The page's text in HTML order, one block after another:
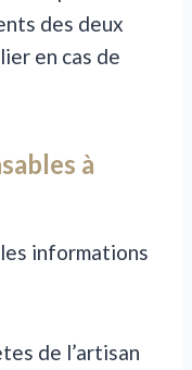
des deux
en cas de
à
informations
de l’artisan